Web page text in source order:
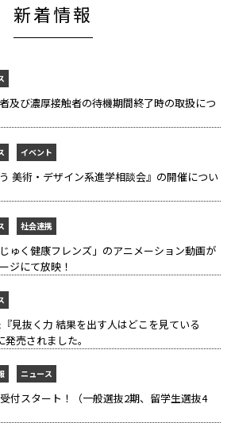
新着情報
及び濃厚接触者の待機期間終了時の取扱につ
イベント
美術・デザイン系進学相談会』の開催につい
社会連携
ゅく健康フレンズ」のアニメーション動画が
ジにて放映！
見抜く力 結果を出す人はどこを見ている
売されました。
ニュース
付スタート！（一般選抜2期、留学生選抜4